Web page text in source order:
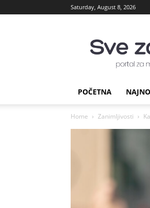
Saturday, August 8, 2026
POČETNA
Home Zanimljivosti